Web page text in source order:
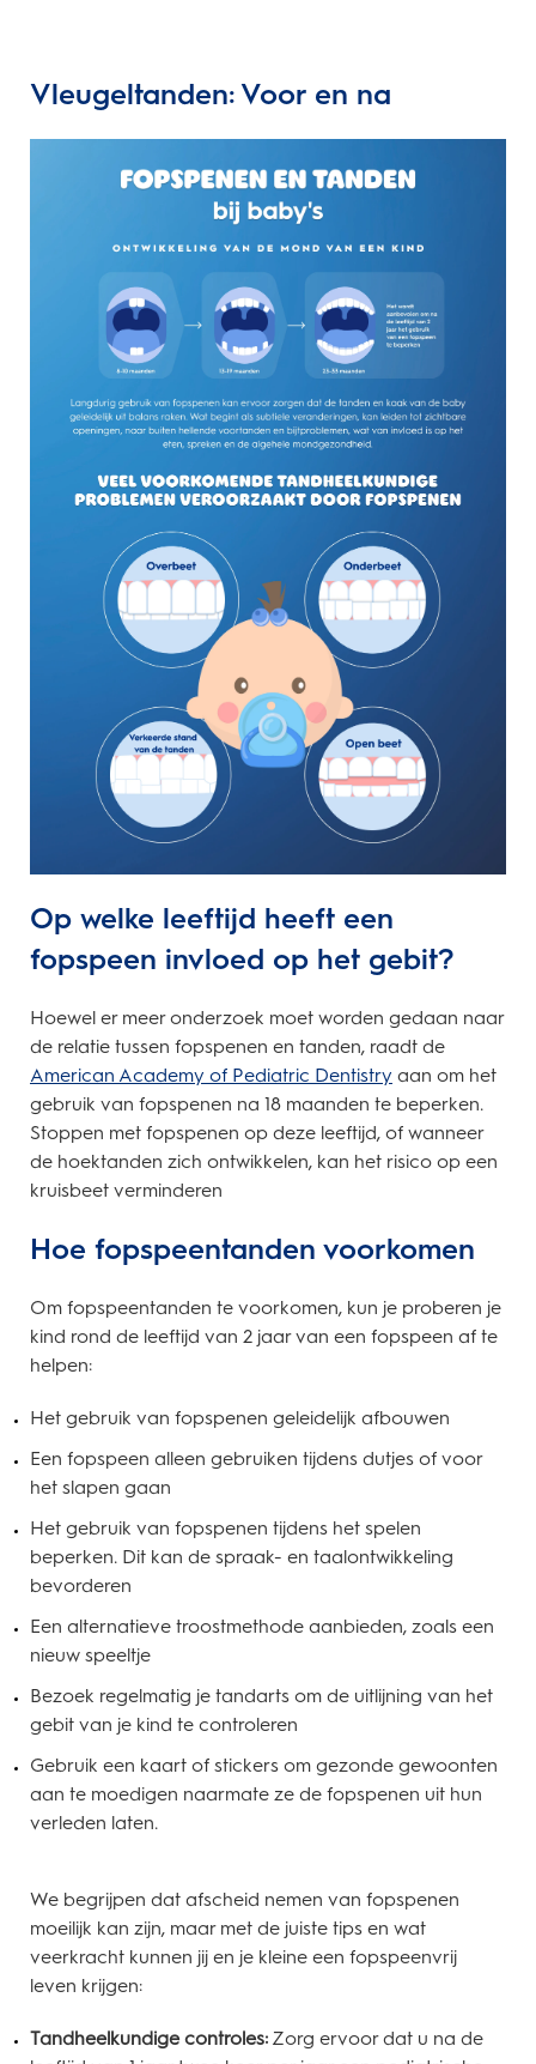
Vleugeltanden: Voor en na
Op welke leeftijd heeft een
fopspeen invloed op het gebit?
Hoewel er meer onderzoek moet worden gedaan naar
de relatie tussen fopspenen en tanden, raadt de
American Academy of Pediatric Dentistry aan om het
gebruik van fopspenen na 18 maanden te beperken.
Stoppen met fopspenen op deze leeftijd, of wanneer
de hoektanden zich ontwikkelen, kan het risico op een
kruisbeet verminderen
Hoe fopspeentanden voorkomen
Om fopspeentanden te voorkomen, kun je proberen je
kind rond de leeftijd van 2 jaar van een fopspeen af te
helpen:
Het gebruik van fopspenen geleidelijk afbouwen
Een fopspeen alleen gebruiken tijdens dutjes of voor
het slapen gaan
Het gebruik van fopspenen tijdens het spelen
beperken. Dit kan de spraak- en taalontwikkeling
bevorderen
Een alternatieve troostmethode aanbieden, zoals een
nieuw speeltje
Bezoek regelmatig je tandarts om de uitlijning van het
gebit van je kind te controleren
Gebruik een kaart of stickers om gezonde gewoonten
aan te moedigen naarmate ze de fopspenen uit hun
verleden laten.
We begrijpen dat afscheid nemen van fopspenen
moeilijk kan zijn, maar met de juiste tips en wat
veerkracht kunnen jij en je kleine een fopspeenvrij
leven krijgen:
Tandheelkundige controles: Zorg ervoor dat u na de